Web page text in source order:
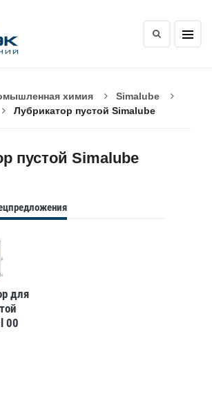
химия
Simalube
Лубрикатор пустой Simalube
пустой Simalube
для
00
1)